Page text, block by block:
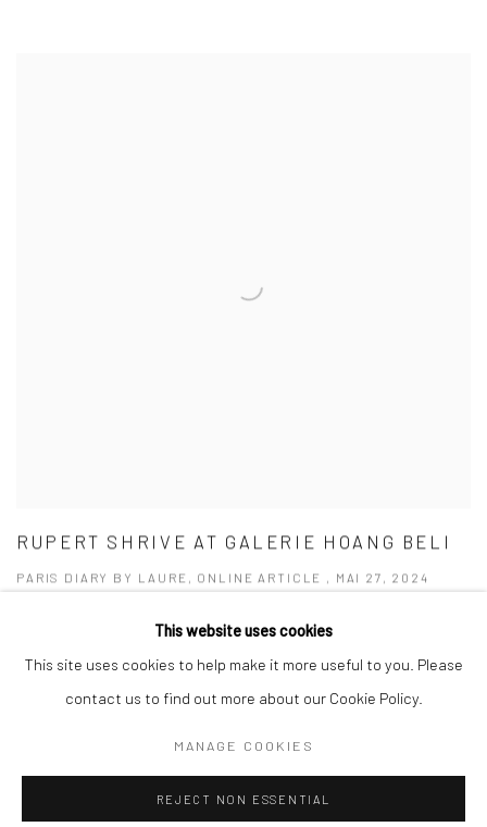
RUPERT SHRIVE AT GALERIE HOANG BELI
PARIS DIARY BY LAURE, ONLINE ARTICLE , MAI 27, 2024
This website uses cookies
This site uses cookies to help make it more useful to you. Please
contact us to find out more about our Cookie Policy.
MANAGE COOKIES
REJECT NON ESSENTIAL